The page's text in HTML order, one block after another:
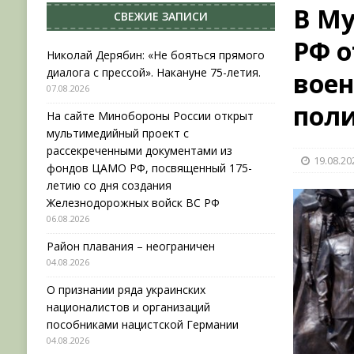
[ 04.08.2026 ] Район плавания – неограничен
[ 04.08.2026 ]
О признании ряда украинских
НОВОСТИ
[ 31.07.2026 ] АВГУСТ В ВОЕННОЙ ИСТОРИИ
[ 07.08.2026 ]
Николай Дерябин: «Не бояться
В
РФ
СВЕЖИЕ ЗАПИСИ
Николай Дерябин: «Не бояться прямого
диалога с прессой». Накануне 75-летия.
07.08.2026
На сайте Минобороны России открыт
мультимедийный проект с
рассекреченными документами из
фондов ЦАМО РФ, посвященный 175-
летию со дня создания
Железнодорожных войск ВС РФ
06.08.2026
Район плавания – неограничен
04.08.2026
О признании ряда украинских
националистов и организаций
пособниками нацистской Германии
04.08.2026